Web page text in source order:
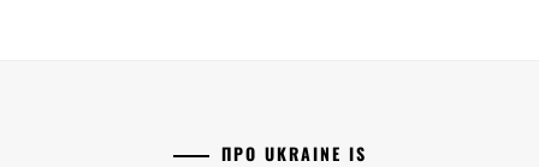
ПРО UKRAINE IS